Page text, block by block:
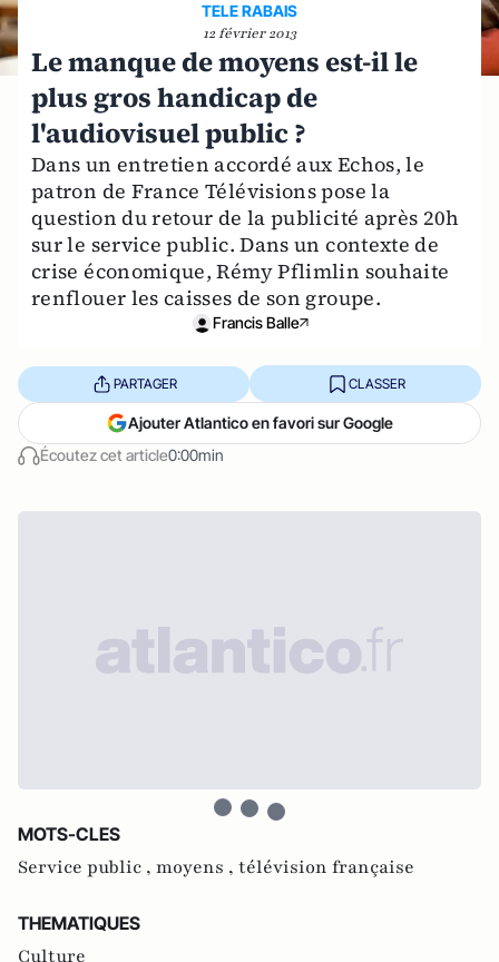
TELE RABAIS
12 février 2013
Le manque de moyens est-il le
plus gros handicap de
l'audiovisuel public ?
Dans un entretien accordé aux Echos, le
patron de France Télévisions pose la
question du retour de la publicité après 20h
sur le service public. Dans un contexte de
crise économique, Rémy Pflimlin souhaite
renflouer les caisses de son groupe.
Francis Balle
Écoutez cet article0:00min
PARTAGER CLASSER
Ajouter Atlantico en favori sur Google
MOTS-CLES
Service public , moyens , télévision française
THEMATIQUES
Culture